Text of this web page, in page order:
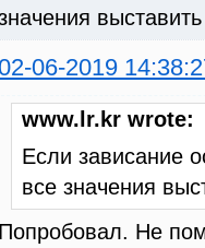
06-2019
www.lr.kr wrote:
Если зависание
все значения
Попробовал. Не